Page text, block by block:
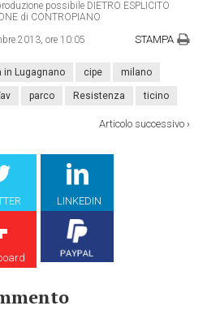
possibile DIETRO ESPLICITO
di CONTROPIANO
2013, ore 10:05 STAMPA
in Lugagnano cipe milano
parco Resistenza ticino
Articolo successivo›
LINKEDIN